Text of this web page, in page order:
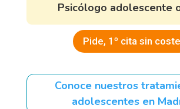
Psicólogo adolescente
Pide, 1º cita sin coste
Conoce nuestros
adolescentes en